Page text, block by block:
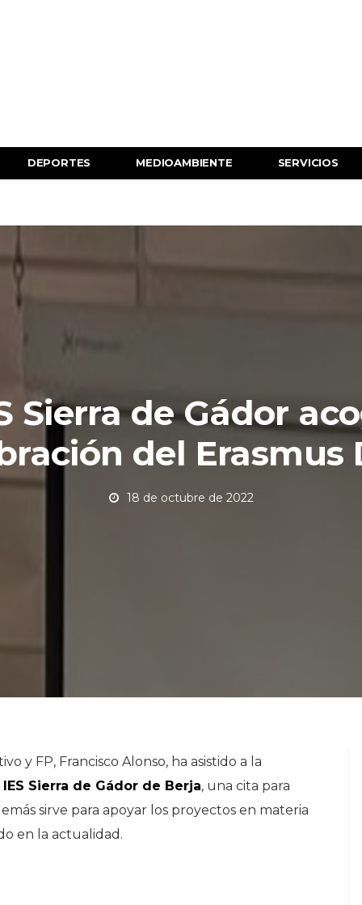
DEPORTES MEDIOAMBIENTE SERVICIOS
Sierra de Gádor
del Erasmus
18 de octubre de 2022
y FP, Francisco Alonso, ha asistido a la
IES Sierra de Gádor de Berja, una cita para
sirve para apoyar los proyectos en materia
en la actualidad.